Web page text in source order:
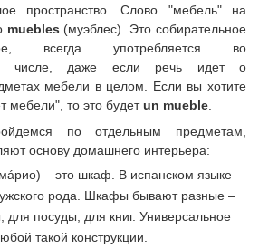
пространство. Слово "мебель" на
muebles (муэблес). Это собирательное
всегда употребляется во
числе, даже если речь идет о
мебели в целом. Если вы хотите
мебели", то это будетun mueble
по отдельным предметам,
основу домашнего интерьера:
– это шкаф. В испанском языке
рода. Шкафы бывают разные –
для посуды, для книг. Универсальное
такой конструкции.